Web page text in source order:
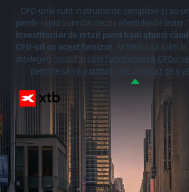
CFD-urile sunt instrumente complexe și au
pierde rapid bani din cauza efectului de levier.
investitorilor de retail pierd bani atunci
CFD-uri cu acest furnizor. Ar trebui să luați
înțelegeți modul în care funcționează
permite să vă asumați riscul ridicat de a